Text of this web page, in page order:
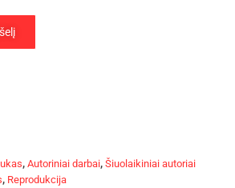
, Autoriniai darbai, Šiuolaikiniai autoriai
, Reprodukcija